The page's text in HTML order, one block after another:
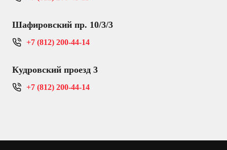
Шафировский пр. 10/3/3
+7 (812) 200-44-14
Кудровский проезд 3
+7 (812) 200-44-14